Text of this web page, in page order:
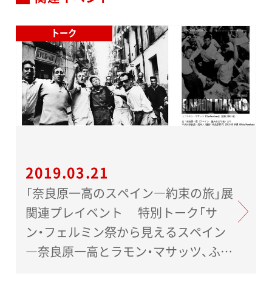
トーク
2019.03.21
「奈良原一高のスペイン―約束の旅」展
関連プレイベント 特別トーク「サ
ン・フェルミン祭から見えるスペイン
―奈良原一高とラモン・マサッツ、ふた